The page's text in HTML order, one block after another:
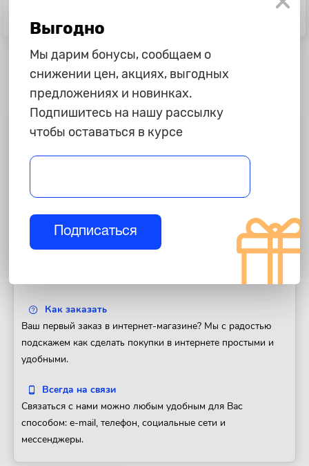
Зеркало верхнее сферическое
Полезная информация
товара в день оформления заказа.
Мы гарантируем
Мы гордимся безупречной репутацией нашего магазина.
Как заказать
Ваш первый заказ в интернет-магазине? Мы с радостью
подскажем как сделать покупки в интернете простыми и
удобными.
Всегда на связи
Связаться с нами можно любым удобным для Вас
способом: e-mail, телефон, социальные сети и
мессенджеры.
Выгодно
Мы дарим бонусы, сообщаем о
снижении цен, акциях, выгодных
предложениях и новинках.
Подпишитесь на нашу рассылку
чтобы оставаться в курсе
Подписаться